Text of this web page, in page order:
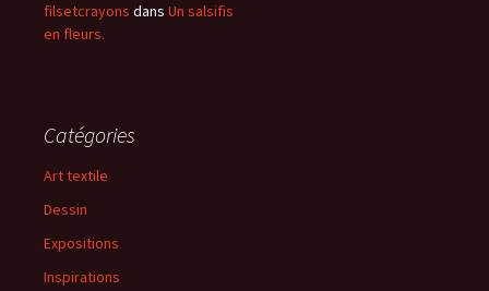
filsetcrayons dans Un salsifis
en fleurs.
Catégories
Art textile
Dessin
Expositions
Inspirations